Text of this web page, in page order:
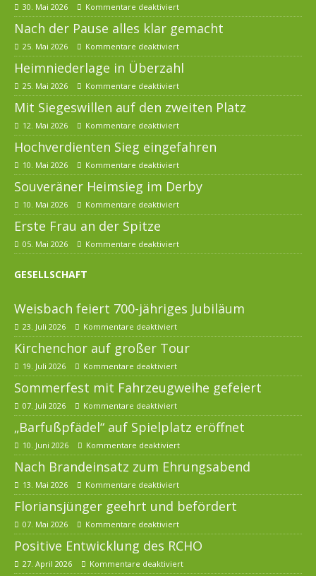
30. Mai 2026 Kommentare deaktiviert
Nach der Pause alles klar gemacht
25. Mai 2026 Kommentare deaktiviert
Heimniederlage in Überzahl
25. Mai 2026 Kommentare deaktiviert
Mit Siegeswillen auf den zweiten Platz
12. Mai 2026 Kommentare deaktiviert
Hochverdienten Sieg eingefahren
10. Mai 2026 Kommentare deaktiviert
Souveräner Heimsieg im Derby
10. Mai 2026 Kommentare deaktiviert
Erste Frau an der Spitze
05. Mai 2026 Kommentare deaktiviert
GESELLSCHAFT
Weisbach feiert 700-jähriges Jubiläum
23. Juli 2026 Kommentare deaktiviert
Kirchenchor auf großer Tour
19. Juli 2026 Kommentare deaktiviert
Sommerfest mit Fahrzeugweihe gefeiert
07. Juli 2026 Kommentare deaktiviert
„Barfußpfädel“ auf Spielplatz eröffnet
10. Juni 2026 Kommentare deaktiviert
Nach Brandeinsatz zum Ehrungsabend
13. Mai 2026 Kommentare deaktiviert
Floriansjünger geehrt und befördert
07. Mai 2026 Kommentare deaktiviert
Positive Entwicklung des RCHO
27. April 2026 Kommentare deaktiviert